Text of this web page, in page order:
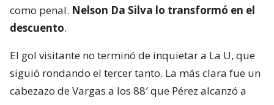
como penal. Nelson Da Silva lo transformó en el
descuento.
El gol visitante no terminó de inquietar a La U, que
siguió rondando el tercer tanto. La más clara fue un
cabezazo de Vargas a los 88′ que Pérez alcanzó a